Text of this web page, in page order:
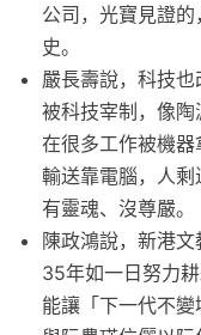
公司，光寶見證
史。
嚴長壽說，科技
被科技宰制，像
在很多工作被機器
輸送靠電腦，人
有靈魂、沒尊嚴。
陳政鴻說，新港文
35年如一日努力
能讓「下一代不